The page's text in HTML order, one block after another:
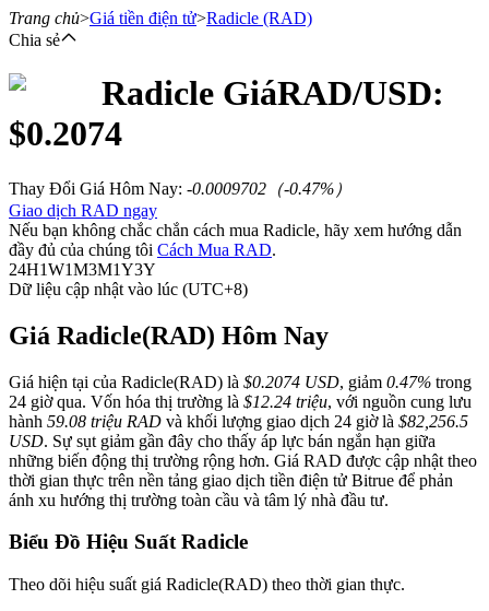
Hợp đồng tương lai
USDT Futures
COIN-M Futures
Trang chủ>Giá tiền điện tử>Radicle (RAD)
Chia sẻ
Radicle GiáRAD/USD:
$0.2074
Thay Đổi Giá Hôm Nay: -0.0009702 （-0.47%）
Giao dịch RAD ngay
Nếu bạn không chắc chắn cách mua Radicle, hãy xem hướng dẫn
đầy đủ của chúng tôi Cách Mua RAD.
24H1W1M3M1Y3Y
Dữ liệu cập nhật vào lúc (UTC+8)
Giá Radicle(RAD) Hôm Nay
Giá hiện tại của Radicle(RAD) là $0.2074 USD, giảm 0.47% trong
24 giờ qua. Vốn hóa thị trường là $12.24 triệu, với nguồn cung lưu
hành 59.08 triệu RAD và khối lượng giao dịch 24 giờ là $82,256.5
USD. Sự sụt giảm gần đây cho thấy áp lực bán ngắn hạn giữa
những biến động thị trường rộng hơn. Giá RAD được cập nhật theo
thời gian thực trên nền tảng giao dịch tiền điện tử Bitrue để phản
ánh xu hướng thị trường toàn cầu và tâm lý nhà đầu tư.
Biểu Đồ Hiệu Suất Radicle
Theo dõi hiệu suất giá Radicle(RAD) theo thời gian thực.